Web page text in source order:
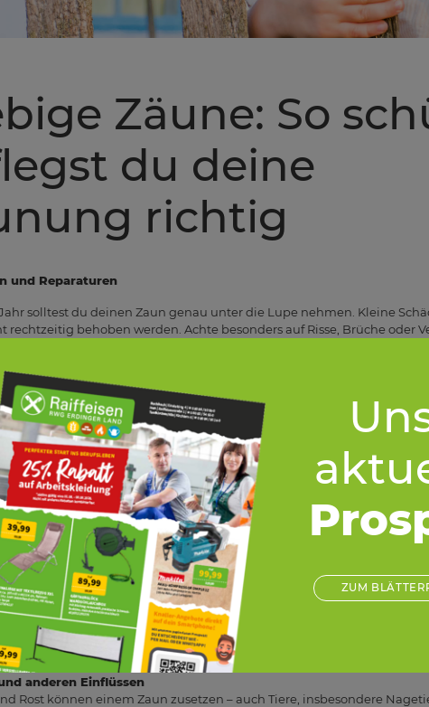
ZUM
Zäune: So
du deine
richtig
und Reparaturen
solltest du deinen Zaun genau unter die Lupe nehmen. Kleine
rechtzeitig behoben werden. Achte besonders auf Risse, Brüche oder
nicht nur die Optik, sondern auch die Sicherheit. Metallzäune
anfällig für Feuchtigkeit und Schädlingsbefall sind. Schrauben
die Befestigungen und ziehe sie bei Bedarf nach.
sehr langlebig, benötigt aber Schutz vor Korrosion. Besonders
Nähe von Straßen, auf denen im Winter Streusalz eingesetzt wird,
du den Zaun regelmäßig reinigen. Leichte Verschmutzungen
sich erste Roststellen mit Schleifpapier oder einer Drahtbürste
eine Rostschutzgrundierung aufzutragen und den Zaun mit einer
Material langfristig geschützt.
Garten eine natürliche und warme Ausstrahlung, verlangt aber auch
und UV-Strahlung können das Material angreifen und im schlimmsten
mildem Seifenwasser hilft, Schmutz und Moos zu entfernen. Falls
kannst du es mit Schleifpapier glätten. Um den Zaun langfristig zu
aufzutragen. Eine Lasur bewahrt die natürliche Maserung des
vor Witterungseinflüssen bietet.
anderen Einflüssen
Rost können einem Zaun zusetzen – auch Tiere, insbesondere